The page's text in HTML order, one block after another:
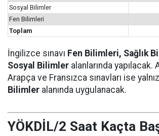
Sosyal Bilimler
Fen Bilimleri
Toplam
İngilizce sınavı Fen Bilimleri, Sağlık
Sosyal Bilimler alanlarında yapılacak.
Arapça ve Fransızca sınavları ise
Bilimler alanında uygulanacak.
YÖKDİL/2 Saat Kaçta